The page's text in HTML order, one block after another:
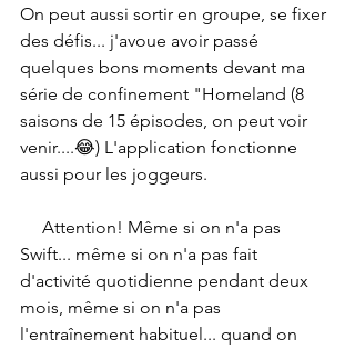
On peut aussi sortir en groupe, se fixer
des défis... j'avoue avoir passé
quelques bons moments devant ma
série de confinement "Homeland (8
saisons de 15 épisodes, on peut voir
venir....😂) L'application fonctionne
aussi pour les joggeurs.
Swift... même si on n'a pas fait
d'activité quotidienne pendant deux
mois, même si on n'a pas
l'entraînement habituel... quand on